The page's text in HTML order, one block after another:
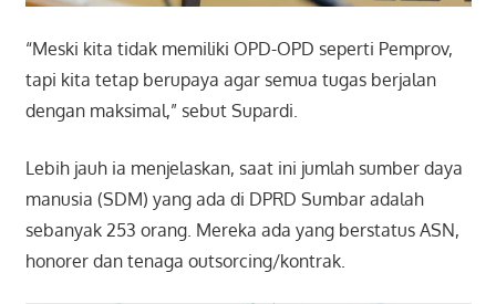
“Meski kita tidak memiliki OPD-OPD seperti Pemprov,
tapi kita tetap berupaya agar semua tugas berjalan
dengan maksimal,” sebut Supardi.
Lebih jauh ia menjelaskan, saat ini jumlah sumber daya
manusia (SDM) yang ada di DPRD Sumbar adalah
sebanyak 253 orang. Mereka ada yang berstatus ASN,
honorer dan tenaga outsorcing/kontrak.